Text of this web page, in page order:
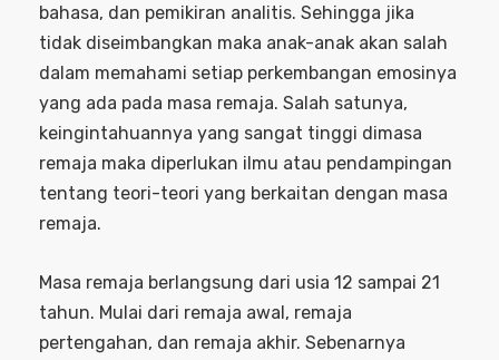
bahasa, dan pemikiran analitis. Sehingga jika
tidak diseimbangkan maka anak-anak akan salah
dalam memahami setiap perkembangan emosinya
yang ada pada masa remaja. Salah satunya,
keingintahuannya yang sangat tinggi dimasa
remaja maka diperlukan ilmu atau pendampingan
tentang teori-teori yang berkaitan dengan masa
remaja.
Masa remaja berlangsung dari usia 12 sampai 21
tahun. Mulai dari remaja awal, remaja
pertengahan, dan remaja akhir. Sebenarnya